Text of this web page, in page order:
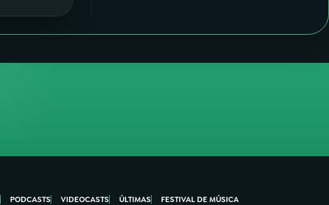
PODCASTS VIDEOCASTS ÚLTIMAS FESTIVAL DE MÚSICA